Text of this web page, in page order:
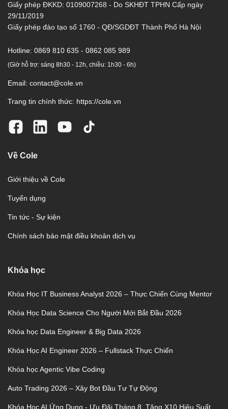
Giấy phép ĐKKD: 0109007268 - Do SKHĐT TPHN Cấp ngày
29/11/2019
Giấy phép đào tạo số 1760 - QĐ/SGDĐT Thành Phố Hà Nội
Hotline: 0869 810 635 - 0862 085 989
(Giờ hỗ trợ: sáng 8h30 - 12h, chiều: 1h30 - 6h)
Email: contact@cole.vn
Trang tin chính thức: https://cole.vn
Về Cole
Giới thiệu về Cole
Tuyển dụng
Tin tức - Sự kiện
Chính sách bảo mật điều khoản dịch vụ
Khóa học
Khóa Học IT Business Analyst 2026 – Thực Chiến Cùng Mentor
Khóa Học Data Science Cho Người Mới Bắt Đầu 2026
Khóa học Data Engineer & Big Data 2026
Khóa Học AI Engineer 2026 – Fullstack Thực Chiến
Khóa học Agentic Vibe Coding
Auto Trading 2026 – Xây Bot Đầu Tư Tự Động
Khóa Học AI Ứng Dụng - Ưu Đãi Tháng 8, Tăng X10 Hiệu Suất